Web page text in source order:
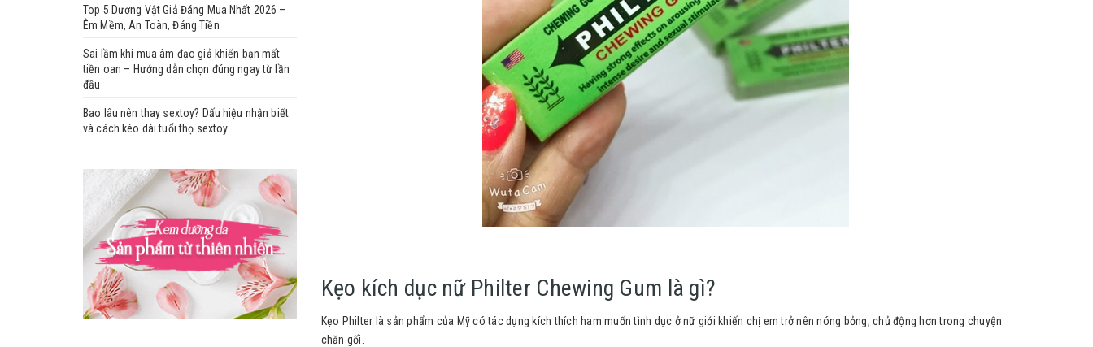
Kẹo kích dục nữ Philter Chewing Gum là gì?
Kẹo Philter là sản phẩm của Mỹ có tác dụng kích thích ham muốn tình dục ở nữ giới khiến chị em trở nên nóng bỏng, chủ động hơn trong chuyện
chăn gối.
Top 5 Dương Vật Giả Đáng Mua Nhất 2026 –
Êm Mềm, An Toàn, Đáng Tiền
Sai lầm khi mua âm đạo giả khiến bạn mất
tiền oan – Hướng dẫn chọn đúng ngay từ lần
đầu
Bao lâu nên thay sextoy? Dấu hiệu nhận biết
và cách kéo dài tuổi thọ sextoy